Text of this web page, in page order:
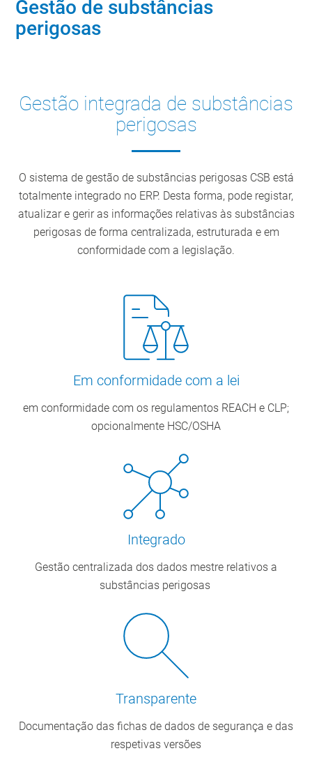
Gestão de substâncias
perigosas
Gestão integrada de substâncias
perigosas
O sistema de gestão de substâncias perigosas CSB está
totalmente integrado no ERP. Desta forma, pode registar,
atualizar e gerir as informações relativas às substâncias
perigosas de forma centralizada, estruturada e em
conformidade com a legislação.
Em conformidade com a lei
em conformidade com os regulamentos REACH e CLP;
opcionalmente HSC/OSHA
Integrado
Gestão centralizada dos dados mestre relativos a
substâncias perigosas
Transparente
Documentação das fichas de dados de segurança e das
respetivas versões